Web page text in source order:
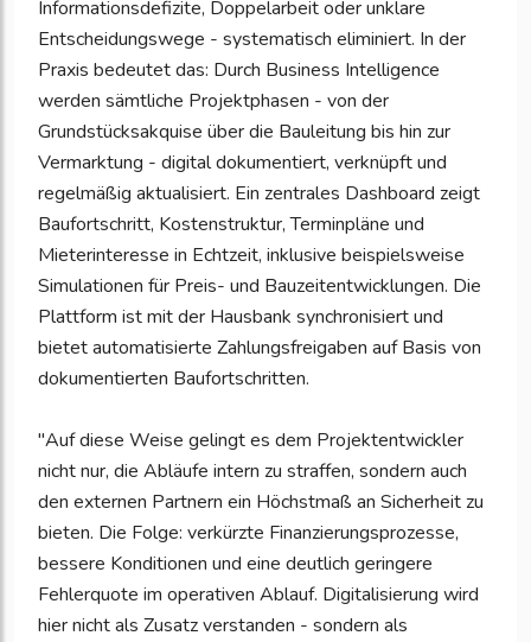
Informationsdefizite, Doppelarbeit oder unklare
Entscheidungswege - systematisch eliminiert. In der
Praxis bedeutet das: Durch Business Intelligence
werden sämtliche Projektphasen - von der
Grundstücksakquise über die Bauleitung bis hin zur
Vermarktung - digital dokumentiert, verknüpft und
regelmäßig aktualisiert. Ein zentrales Dashboard zeigt
Baufortschritt, Kostenstruktur, Terminpläne und
Mieterinteresse in Echtzeit, inklusive beispielsweise
Simulationen für Preis- und Bauzeitentwicklungen. Die
Plattform ist mit der Hausbank synchronisiert und
bietet automatisierte Zahlungsfreigaben auf Basis von
dokumentierten Baufortschritten.
"Auf diese Weise gelingt es dem Projektentwickler
nicht nur, die Abläufe intern zu straffen, sondern auch
den externen Partnern ein Höchstmaß an Sicherheit zu
bieten. Die Folge: verkürzte Finanzierungsprozesse,
bessere Konditionen und eine deutlich geringere
Fehlerquote im operativen Ablauf. Digitalisierung wird
hier nicht als Zusatz verstanden - sondern als